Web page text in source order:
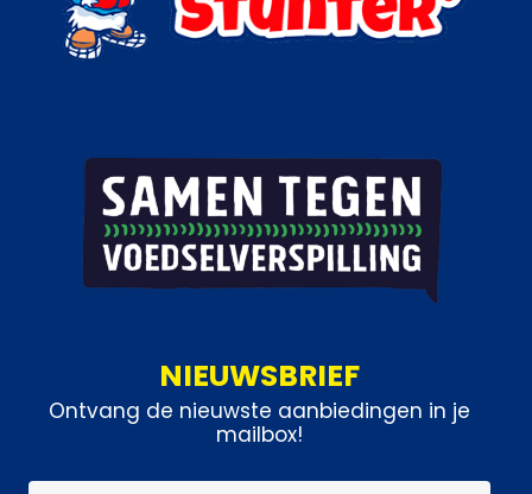
NIEUWSBRIEF
Ontvang de nieuwste aanbiedingen in je
mailbox!